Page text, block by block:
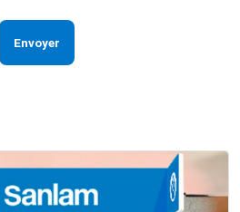
Envoyer